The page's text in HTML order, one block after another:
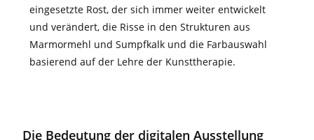
eingesetzte Rost, der sich immer weiter entwickelt
und verändert, die Risse in den Strukturen aus
Marmormehl und Sumpfkalk und die Farbauswahl
basierend auf der Lehre der Kunsttherapie.
Die Bedeutung der digitalen Ausstellung